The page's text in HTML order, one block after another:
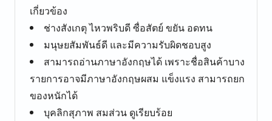
เกี่ยวข้อง
ช่างสังเกตุ ไหวพริบดี ซื่อสัตย์ ขยัน อดทน
มนุษยสัมพันธ์ดี และมีความรับผิดชอบสูง
สามารถอ่านภาษาอังกฤษได้ เพราะชื่อสินค้าบาง
รายการอาจมีภาษาอังกฤษผสม แข็งแรง สามารถยก
ของหนักได้
บุคลิกสุภาพ สมส่วน ดูเรียบร้อย